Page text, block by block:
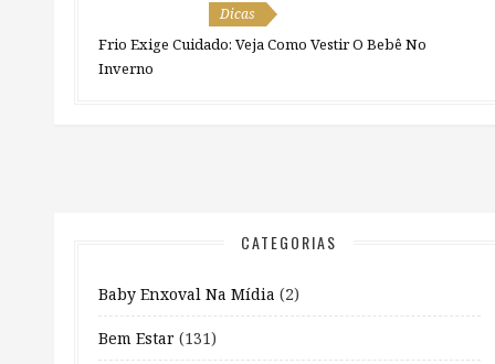
Dicas
Frio Exige Cuidado: Veja Como Vestir O Bebê No
Inverno
CATEGORIAS
Baby Enxoval Na Mídia (2)
Bem Estar (131)